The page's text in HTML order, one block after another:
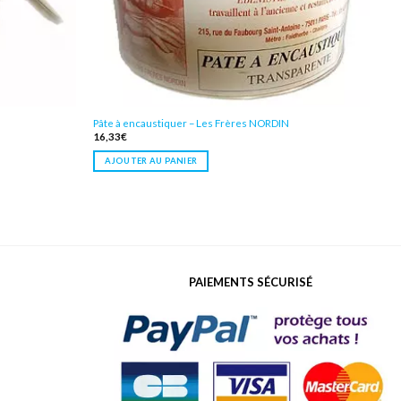
Pâte à encaustiquer – Les Frères NORDIN
16,33€
AJOUTER AU PANIER
PAIEMENTS SÉCURISÉ